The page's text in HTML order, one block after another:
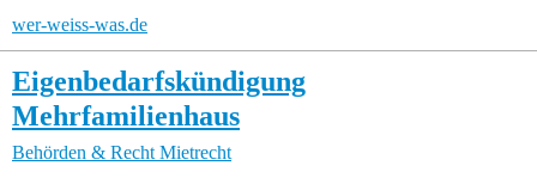
wer-weiss-was.de
Eigenbedarfskündigung
Mehrfamilienhaus
Behörden & Recht Mietrecht